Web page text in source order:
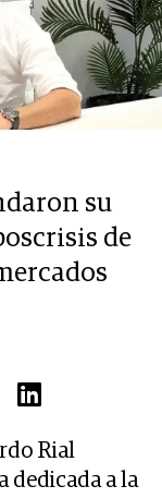
su
de
Rial
dedicada a la